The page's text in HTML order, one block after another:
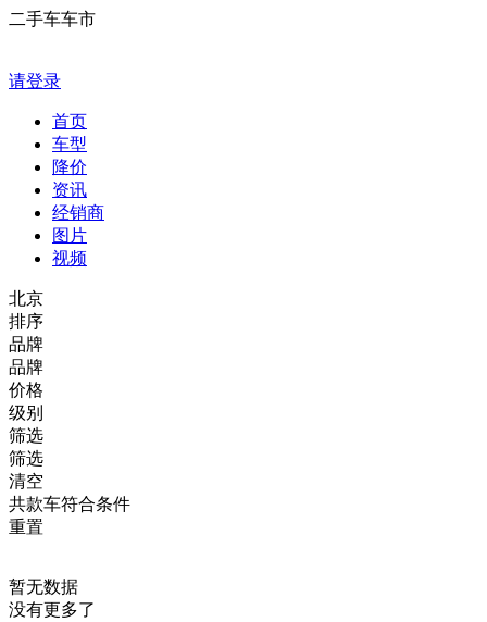
二手车车市
请登录
首页
车型
降价
资讯
经销商
图片
视频
北京
排序
品牌
品牌
价格
级别
筛选
筛选
清空
共款车符合条件
重置
暂无数据
没有更多了